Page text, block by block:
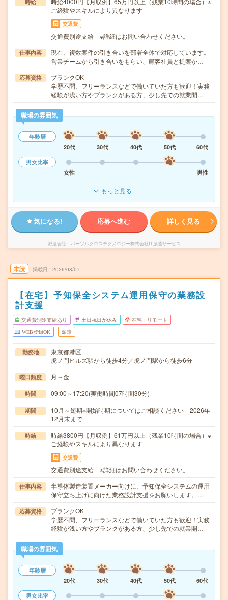
時給
ご経験やスキルにより異なります
交通費
交通費別途支給 ※詳細はお問い合わせください。
仕事内容
現在、複数案件の引き合いを部署全体で対応しています。
営業チームから引き合いをもらい、顧客社員と提案か…
応募資格
ブランクOK
学歴不問、フリーランスなどで働いていた方も歓迎！実務
経験が浅い方やブランクがある方、少し先での就業開…
職場の雰囲気
年齢層
20代
30代 40代 50代
60代
男女比率
女性
男性
もっと見る
気になる! 応募へ進む 詳しく見る
派遣会社 パーソルクロステクノロジー株式会社IT派遣サービス
未読 掲載日 2026/08/07
【在宅】予知保全システム運用保守の業務設
計支援
交通費別途支給あり 土日祝日が休み 在宅・リモート
WEB登録OK 派遣
勤務地
東京都港区
虎ノ門ヒルズ駅から徒歩4分／虎ノ門駅から徒歩6分
曜日頻度 月～金
時間 09:00～17:20(実働時間07時間30分)
期間
10月～短期※開始時期についてはご相談ください 2026年
12月末まで
時給
時給3800円【月収例】61万円以上（残業10時間の場合）※
ご経験やスキルにより異なります
交通費
交通費別途支給 ※詳細はお問い合わせください。
仕事内容
半導体製造装置メーカー向けに、予知保全システムの運用
保守立ち上げに向けた業務設計支援をお願いします。…
応募資格
ブランクOK
学歴不問、フリーランスなどで働いていた方も歓迎！実務
経験が浅い方やブランクがある方、少し先での就業開…
職場の雰囲気
年齢層
20代
30代 40代 50代
60代
男女比率